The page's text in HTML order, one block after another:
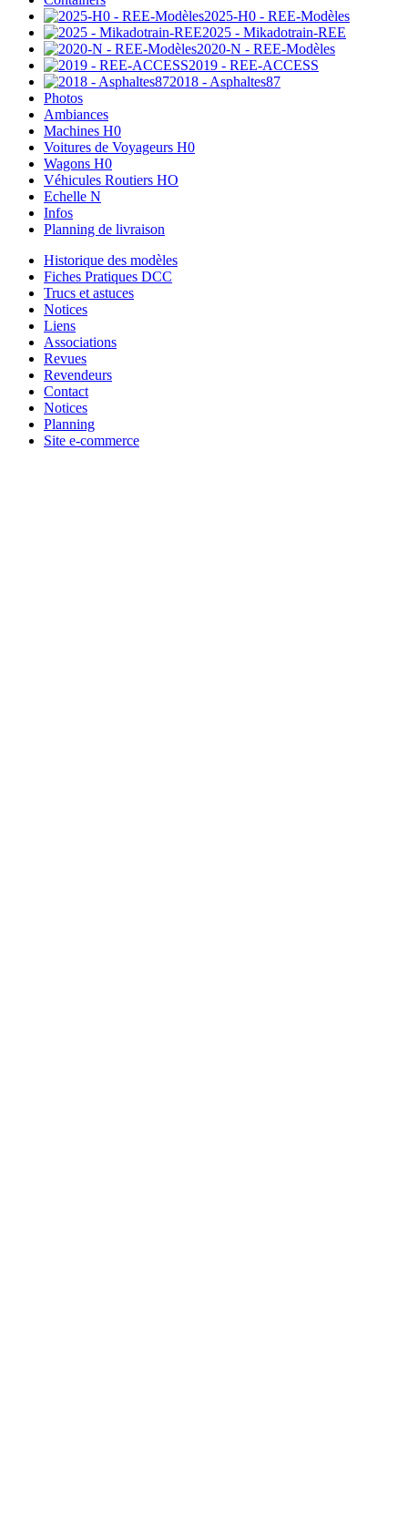
2025-H0 - REE-Modèles
2025 - Mikadotrain-REE
2020-N - REE-Modèles
2019 - REE-ACCESS
2018 - Asphaltes87
Photos
Ambiances
Machines H0
Voitures de Voyageurs H0
Wagons H0
Véhicules Routiers HO
Echelle N
Infos
Planning de livraison
Historique des modèles
Fiches Pratiques DCC
Trucs et astuces
Notices
Liens
Associations
Revues
Revendeurs
Contact
Notices
Planning
Site e-commerce